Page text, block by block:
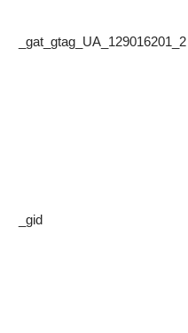
_gat_gtag_UA_129016201_2
_gid